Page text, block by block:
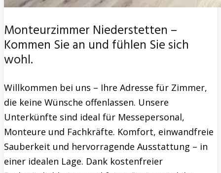
Monteurzimmer Niederstetten –
Kommen Sie an und fühlen Sie sich
wohl.
Willkommen bei uns – Ihre Adresse für Zimmer,
die keine Wünsche offenlassen. Unsere
Unterkünfte sind ideal für Messepersonal,
Monteure und Fachkräfte. Komfort, einwandfreie
Sauberkeit und hervorragende Ausstattung – in
einer idealen Lage. Dank kostenfreier